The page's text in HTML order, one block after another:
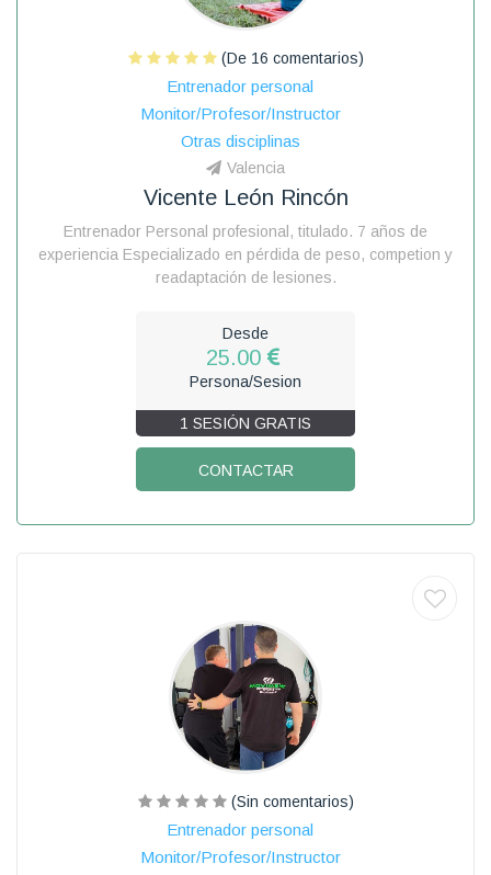
(De 16 comentarios)
Entrenador personal
Monitor/Profesor/Instructor
Otras disciplinas
Valencia
Vicente León Rincón
Entrenador Personal profesional, titulado. 7 años de
experiencia Especializado en pérdida de peso, competion y
readaptación de lesiones.
Desde
25.00
Persona/Sesion
1 SESIÓN GRATIS
CONTACTAR
(Sin comentarios)
Entrenador personal
Monitor/Profesor/Instructor